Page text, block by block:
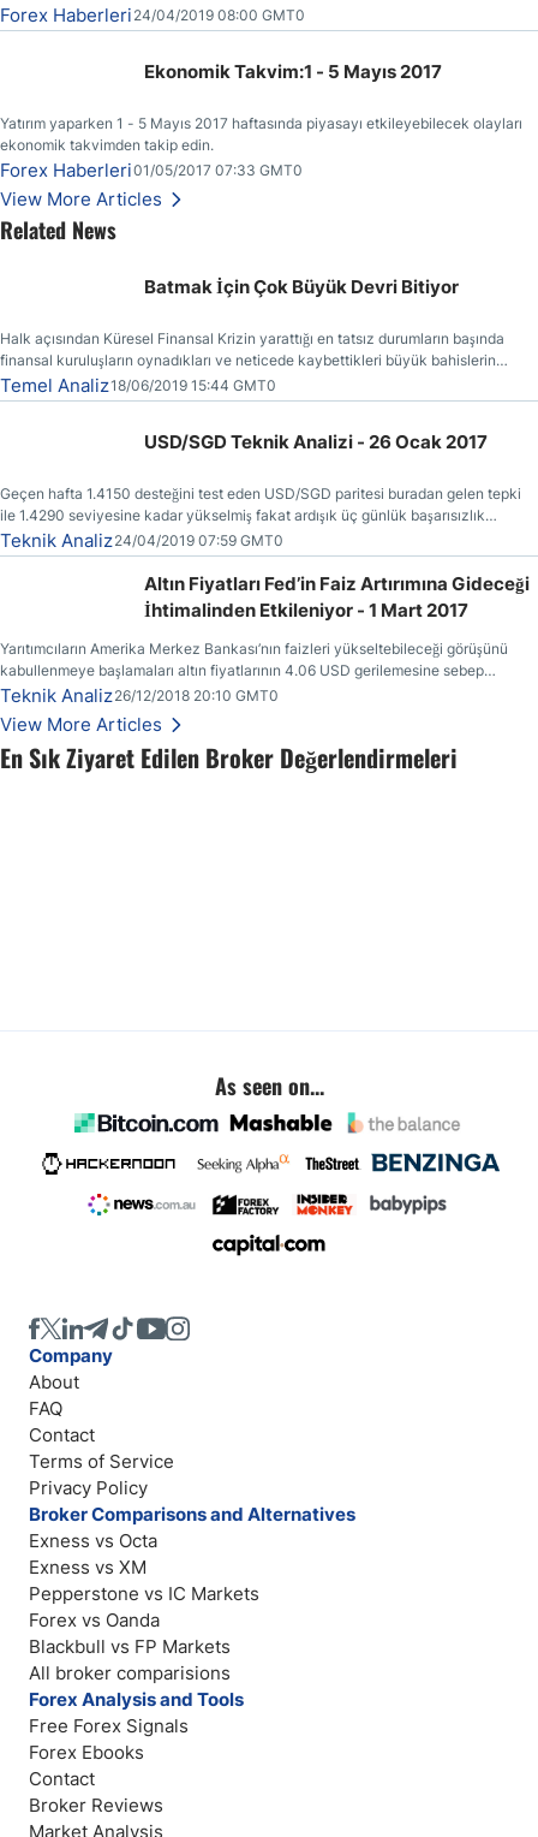
En Sık Ziyaret Edilen Broker Değerlendirmeleri
gitmemesinin başlıca sebeplerinden bir tanesi olmuştur.
Forex Haberleri 24/04/2019 08:00 GMT0
Ekonomik Takvim:1 - 5 Mayıs 2017
Yatırım yaparken 1 - 5 Mayıs 2017 haftasında piyasayı etkileyebilecek olayları
ekonomik takvimden takip edin.
Forex Haberleri01/05/2017 07:33 GMT0
View More Articles
Related News
Batmak İçin Çok Büyük Devri Bitiyor
Halk açısından Küresel Finansal Krizin yarattığı en tatsız durumların başında
finansal kuruluşların oynadıkları ve neticede kaybettikleri büyük bahislerin
faturasının kendilerine (vergi ödeyenlere) kesilmiş olmasıdır.
Temel Analiz18/06/2019 15:44 GMT0
USD/SGD Teknik Analizi - 26 Ocak 2017
Geçen hafta 1.4150 desteğini test eden USD/SGD paritesi buradan gelen tepki
ile 1.4290 seviyesine kadar yükselmiş fakat ardışık üç günlük başarısızlık
ertesinde yönünü yeniden aşağı çevirmiştir.
Teknik Analiz24/04/2019 07:59 GMT0
Altın Fiyatları Fed’in Faiz Artırımına Gideceği
İhtimalinden Etkileniyor - 1 Mart 2017
Yarıtımcıların Amerika Merkez Bankası’nın faizleri yükseltebileceği görüşünü
kabullenmeye başlamaları altın fiyatlarının 4.06 USD gerilemesine sebep
olmuştur.
Teknik Analiz26/12/2018 20:10 GMT0
View More Articles
As seen on...
Company
About
FAQ
Contact
Terms of Service
Privacy Policy
Broker Comparisons and Alternatives
Exness vs Octa
Exness vs XM
Pepperstone vs IC Markets
Forex vs Oanda
Blackbull vs FP Markets
All broker comparisions
Forex Analysis and Tools
Free Forex Signals
Forex Ebooks
Contact
Broker Reviews
Market Analysis